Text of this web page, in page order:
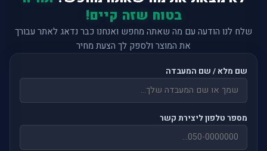
בטוח שזה קיים!
שלח לנו הודעה עם מה שאתה מחפש ואנחנו כבר נדאג לאתר עבורך
את המוצר ולספק לך הצעת מחיר
שם מלא / שם המעבדה
מספר טלפון ליצירת קשר